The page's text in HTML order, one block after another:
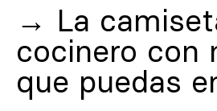
→ La
cocinero con
que puedas